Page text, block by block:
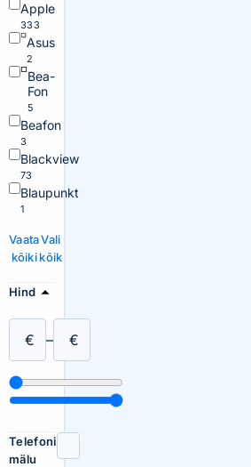
Apple
333
Asus
2
Bea-
Fon
5
Beafon
3
Blackview
73
Blaupunkt
1
Vaata
kõiki
Vali
kõik
Hind
€ – €
Telefoni
mälu